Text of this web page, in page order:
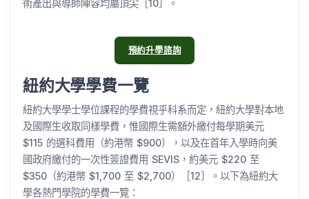
術產出與導師陣容均屬頂尖［10］。
預約升學諮詢
紐約大學學費一覽
紐約大學學士學位課程的學費視乎科系而定，紐約大學對本地
及國際生收取同樣學費，惟國際生需額外繳付每學期美元
$115 的選科費用（約港幣 $900），以及在首年入學時向美
國政府繳付的一次性簽證費用 SEVIS，約美元 $220 至
$350（約港幣 $1,700 至 $2,700）［12］。以下為紐約大
學各熱門學院的學費一覽：